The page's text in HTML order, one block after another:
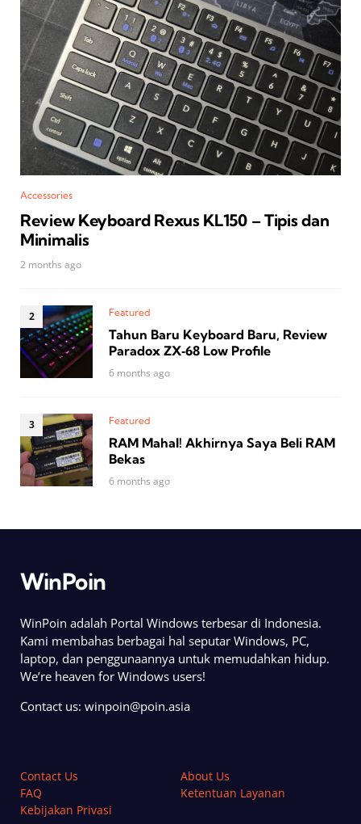
Accessories
Review Keyboard Rexus KL150 – Tipis dan
Minimalis
2 months ago
Featured
Tahun Baru Keyboard Baru, Review
Paradox ZX‑68 Low Profile
6 months ago
Featured
RAM Mahal! Akhirnya Saya Beli RAM
Bekas
6 months ago
WinPoin
WinPoin adalah Portal Windows terbesar di Indonesia.
Kami membahas berbagai hal seputar Windows, PC,
laptop, dan penggunaannya untuk memudahkan hidup.
We’re heaven for Windows users!
Contact us: winpoin@poin.asia
Contact Us
About Us
FAQ
Ketentuan Layanan
Kebijakan Privasi